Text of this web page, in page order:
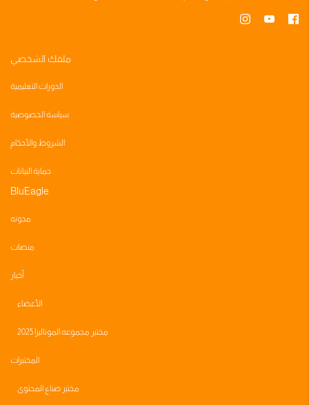
ملفك الشخصي
الدورات التعليمية
سياسة الخصوصية
الشروط والأحكام
حماية البيانات
BluEagle
مدونه
منصات
أخبار
الأعضاء
مختبر مجموعه الموناليزا 2025
المختبرات
مختبر صناع المحتوى